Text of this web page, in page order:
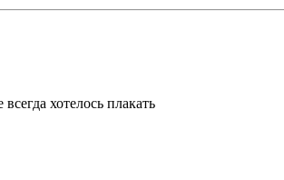
хотелось плакать